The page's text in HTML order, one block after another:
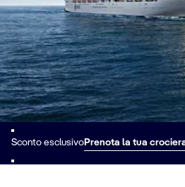
Sconto esclusivoPrenota la tua